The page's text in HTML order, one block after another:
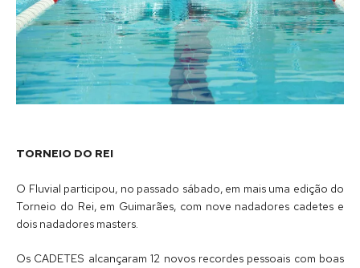
TORNEIO DO REI
O Fluvial participou, no passado sábado, em mais uma edição do
Torneio do Rei, em Guimarães, com nove nadadores cadetes e
dois nadadores masters.
Os CADETES alcançaram 12 novos recordes pessoais com boas